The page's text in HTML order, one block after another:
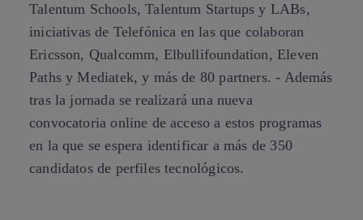
Talentum Schools, Talentum Startups y LABs,
iniciativas de Telefónica en las que colaboran
Ericsson, Qualcomm, Elbullifoundation, Eleven
Paths y Mediatek, y más de 80 partners. - Además
tras la jornada se realizará una nueva
convocatoria online de acceso a estos programas
en la que se espera identificar a más de 350
candidatos de perfiles tecnológicos.